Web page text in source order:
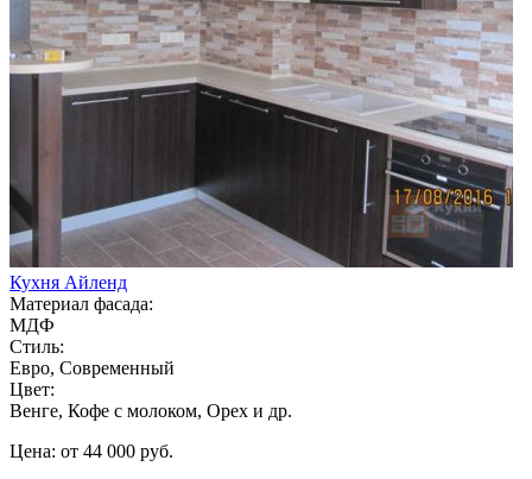
Кухня Айленд
Материал фасада:
МДФ
Стиль:
Евро, Современный
Цвет:
Венге, Кофе с молоком, Орех и др.
Цена: от 44 000 руб.